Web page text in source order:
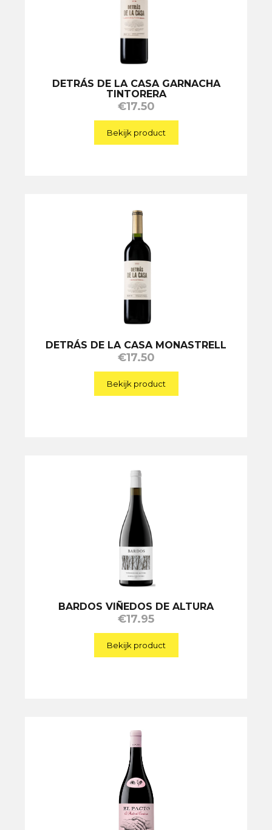
DETRÁS DE LA CASA GARNACHA
TINTORERA
€17.50
Bekijk product
DETRÁS DE LA CASA MONASTRELL
€17.50
Bekijk product
BARDOS VIÑEDOS DE ALTURA
€17.95
Bekijk product